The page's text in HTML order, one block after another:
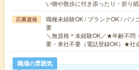
い物や散歩に付き添ったり・折り
応募資格
職種未経験OK / ブランクOK / パソ
要
＼無資格＊未経験OK／★年齢不問
要・来社不要（電話登録OK）★社
職場の雰囲気